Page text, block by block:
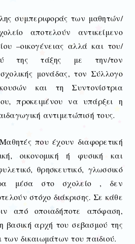
συμπεριφοράς των μαθητών/
αποτελούν αντικείμενο
–οικογένειας αλλά και του/
της τάξης με την/τον
μονάδας, τον Σύλλογο
και τη Συντονίστρια
προκειμένου να υπάρξει η
αντιμετώπισή τους.
Μαθητές που έχουν διαφορετική
οικονομική ή φυσική και
θρησκευτικό, γλωσσικό
μέσα στο σχολείο , δεν
στόχο διάκρισης. Σε κάθε
από οποιαδήποτε απόφαση,
βασική αρχή του σεβασμού της
των δικαιωμάτων του παιδιού.